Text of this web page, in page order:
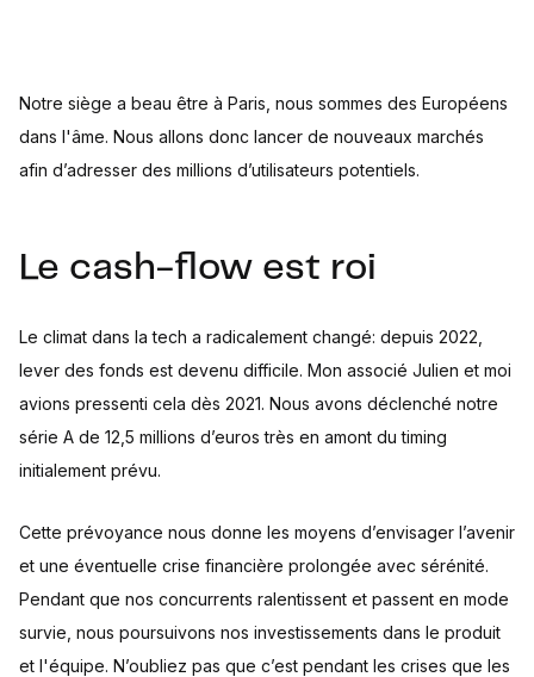
Notre siège a beau être à Paris, nous sommes des Européens
dans l'âme. Nous allons donc lancer de nouveaux marchés
afin d’adresser des millions d’utilisateurs potentiels.
Le cash-flow est roi
Le climat dans la tech a radicalement changé: depuis 2022,
lever des fonds est devenu difficile. Mon associé Julien et moi
avions pressenti cela dès 2021. Nous avons déclenché notre
série A de 12,5 millions d’euros très en amont du timing
initialement prévu.
Cette prévoyance nous donne les moyens d’envisager l’avenir
et une éventuelle crise financière prolongée avec sérénité.
Pendant que nos concurrents ralentissent et passent en mode
survie, nous poursuivons nos investissements dans le produit
et l'équipe. N’oubliez pas que c’est pendant les crises que les